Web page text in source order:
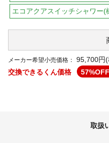
エコアクアスイッチシャワー(
メーカー希望小売価格：
95,700円
交換できるくん価格
57%OFF
取扱